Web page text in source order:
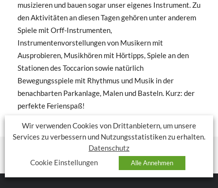
musizieren und bauen sogar unser eigenes Instrument. Zu
den Aktivitäten an diesen Tagen gehören unter anderem
Spiele mit Orff-Instrumenten,
Instrumentenvorstellungen von Musikern mit
Ausprobieren, Musikhören mit Hörtipps, Spiele an den
Stationen des Toccarion sowie natürlich
Bewegungsspiele mit Rhythmus und Musik in der
benachbarten Parkanlage, Malen und Basteln. Kurz: der
perfekte Ferienspaß!
Wir verwenden Cookies von Drittanbietern, um unsere
Services zu verbessern und Nutzungsstatistiken zu erhalten.
Datenschutz
Cookie Einstellungen
Alle Annehmen